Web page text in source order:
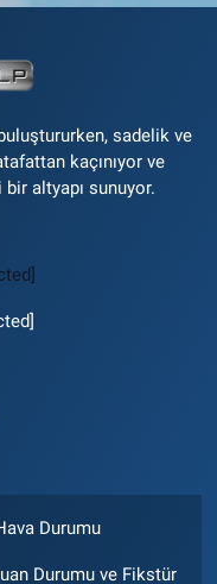
sadelik ve
kaçınıyor ve
altyapı sunuyor.
Durumu
Durumu ve Fikstür